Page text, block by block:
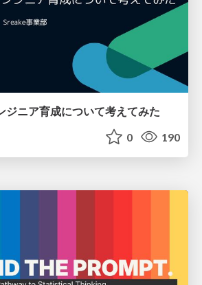
ジニア育成について考えてみた
0 190